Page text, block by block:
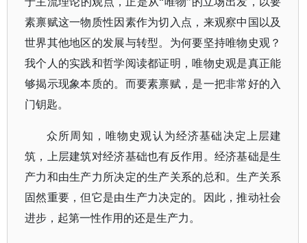
素禀赋这一物质性因素作为切入点，来观察中国以及
世界其他地区的发展与转型。为何要坚持唯物史观？
我个人的实践和哲学阅读都证明， 唯物史观是真正能
够揭示现象本质的。而要素禀赋，是一把非常好的入
门钥匙。
众所周知，唯物史观认为经济基础决定上层建
筑，上层建筑对经济基础也有反作用。经济基础是生
产力和由生产力所决定的生产关系的总和。生产关系
固然重要，但它是由生产力决定的。因此，推动社会
进步，起第一性作用的还是生产力。